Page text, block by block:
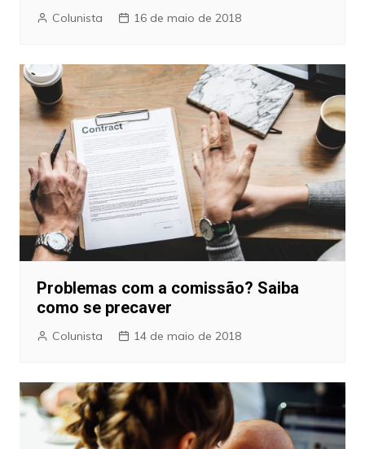
Colunista 16 de maio de 2018
Problemas com a comissão? Saiba
como se precaver
Colunista 14 de maio de 2018